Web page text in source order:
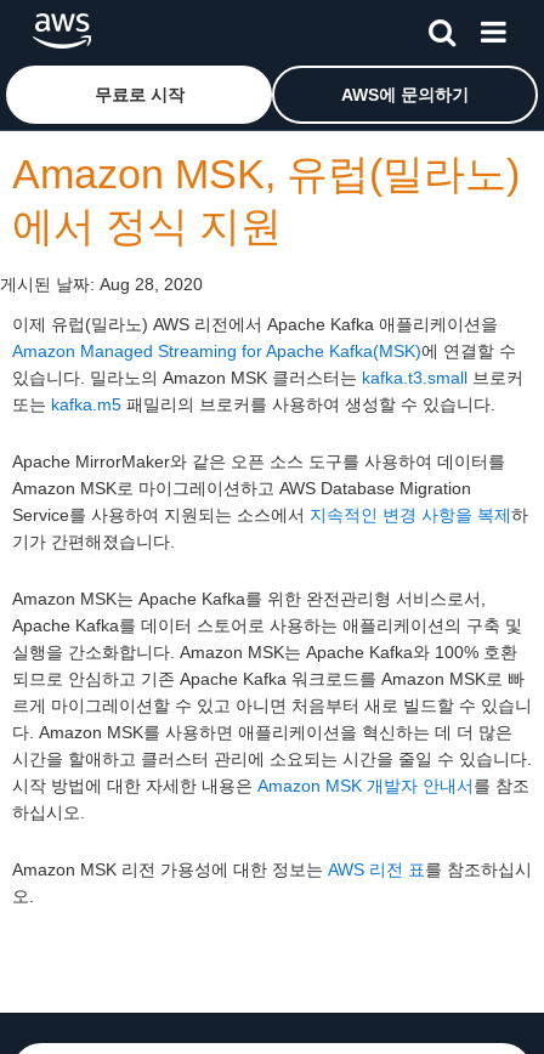
메인 콘텐츠로 건너뛰기Amazon Web Services 홈 페이지로 돌아가려면 여기를 클
무료로 시작 AWS에 문의하기
Amazon MSK, 유럽(밀라노)
에서 정식 지원
게시된 날짜: Aug 28, 2020
이제 유럽(밀라노) AWS 리전에서 Apache Kafka 애플리케이션을
Amazon Managed Streaming for Apache Kafka(MSK)에 연결할 수
있습니다. 밀라노의 Amazon MSK 클러스터는 kafka.t3.small 브로커
또는 kafka.m5 패밀리의 브로커를 사용하여 생성할 수 있습니다.
Apache MirrorMaker와 같은 오픈 소스 도구를 사용하여 데이터를
Amazon MSK로 마이그레이션하고 AWS Database Migration
Service를 사용하여 지원되는 소스에서 지속적인 변경 사항을 복제하
기가 간편해졌습니다.
Amazon MSK는 Apache Kafka를 위한 완전관리형 서비스로서,
Apache Kafka를 데이터 스토어로 사용하는 애플리케이션의 구축 및
실행을 간소화합니다. Amazon MSK는 Apache Kafka와 100% 호환
되므로 안심하고 기존 Apache Kafka 워크로드를 Amazon MSK로 빠
르게 마이그레이션할 수 있고 아니면 처음부터 새로 빌드할 수 있습니
다. Amazon MSK를 사용하면 애플리케이션을 혁신하는 데 더 많은
시간을 할애하고 클러스터 관리에 소요되는 시간을 줄일 수 있습니다.
시작 방법에 대한 자세한 내용은 Amazon MSK 개발자 안내서를 참조
하십시오.
Amazon MSK 리전 가용성에 대한 정보는 AWS 리전 표를 참조하십시
오.